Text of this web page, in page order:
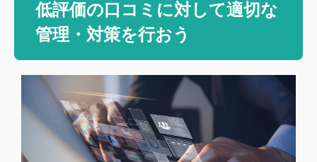
低評価の口コミに対して適切な
管理・対策を行おう